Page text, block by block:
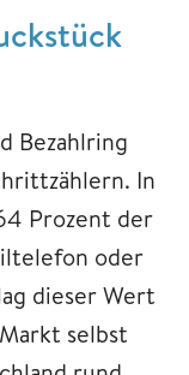
Bezahlring
In
Prozent der
oder
dieser Wert
selbst